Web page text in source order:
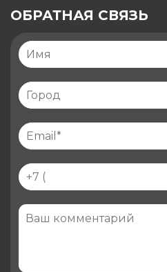
ОБРАТНАЯ СВЯЗЬ